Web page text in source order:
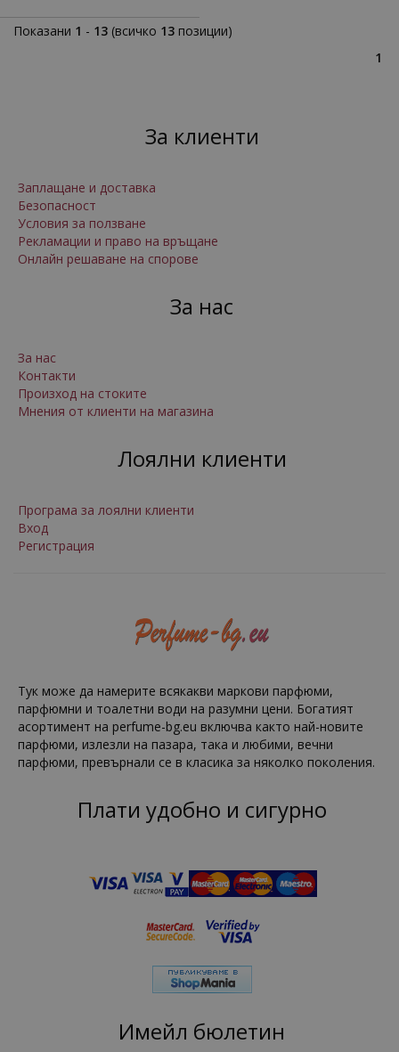
Показани 1 - 13 (всичко 13 позиции)
1
За клиенти
Заплащане и доставка
Безопасност
Условия за ползване
Рекламации и право на връщане
Онлайн решаване на спорове
За нас
За нас
Контакти
Произход на стоките
Мнения от клиенти на магазина
Лоялни клиенти
Програма за лоялни клиенти
Вход
Регистрация
Тук може да намерите всякакви маркови парфюми,
парфюмни и тоалетни води на разумни цени. Богатият
асортимент на perfume-bg.eu включва както най-новите
парфюми, излезли на пазара, така и любими, вечни
парфюми, превърнали се в класика за няколко поколения.
Плати удобно и сигурно
Имейл бюлетин